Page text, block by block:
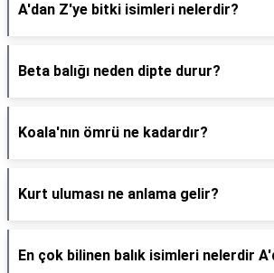
A'dan Z'ye bitki isimleri nelerdir?
Beta balığı neden dipte durur?
Koala'nın ömrü ne kadardır?
Kurt uluması ne anlama gelir?
En çok bilinen balık isimleri nelerdir